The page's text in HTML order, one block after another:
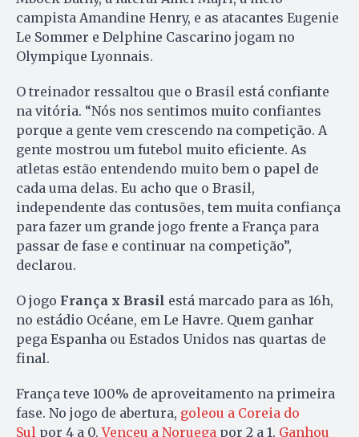
campista Amandine Henry, e as atacantes Eugenie
Le Sommer e Delphine Cascarino jogam no
Olympique Lyonnais.
O treinador ressaltou que o Brasil está confiante
na vitória. “Nós nos sentimos muito confiantes
porque a gente vem crescendo na competição. A
gente mostrou um futebol muito eficiente. As
atletas estão entendendo muito bem o papel de
cada uma delas. Eu acho que o Brasil,
independente das contusões, tem muita confiança
para fazer um grande jogo frente a França para
passar de fase e continuar na competição”,
declarou.
O jogo França x Brasil está marcado para as 16h,
no estádio Océane, em Le Havre. Quem ganhar
pega Espanha ou Estados Unidos nas quartas de
final.
França teve 100% de aproveitamento na primeira
fase. No jogo de abertura, goleou a Coreia do
Sul por 4 a 0.Venceu a Noruega por 2 a 1. Ganhou